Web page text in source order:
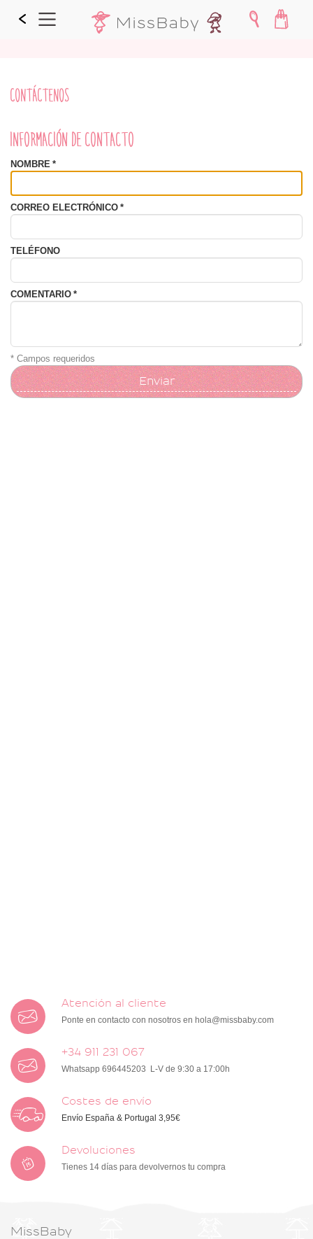
CONTÁCTENOS
INFORMACIÓN DE CONTACTO
*
NOMBRE
*
CORREO ELECTRÓNICO
TELÉFONO
*
COMENTARIO
* Campos requeridos
Enviar
Atención al cliente
Ponte en contacto con nosotros en hola@missbaby.com
+34 911 231 067
Whatsapp 696445203 L-V de 9:30 a 17:00h
Costes de envío
Envío España & Portugal 3,95€
Devoluciones
Tienes 14 días para devolvernos tu compra
MissBaby